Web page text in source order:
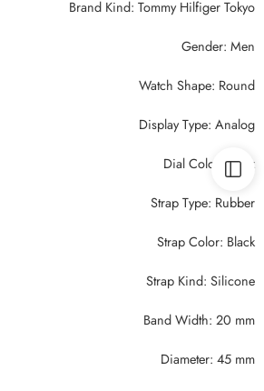
Brand Kind: Tommy Hilfiger Tokyo
Gender: Men
Watch Shape: Round
Display Type: Analog
Dial Color: Black
Strap Type: Rubber
Strap Color: Black
Strap Kind: Silicone
Band Width: 20 mm
Diameter: 45 mm